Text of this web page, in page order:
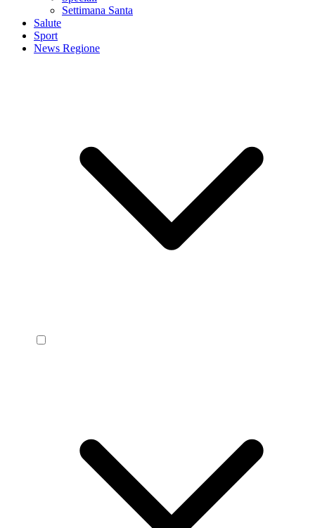
Settimana Santa
Salute
Sport
News Regione